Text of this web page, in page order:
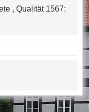
, Qualität 1567: